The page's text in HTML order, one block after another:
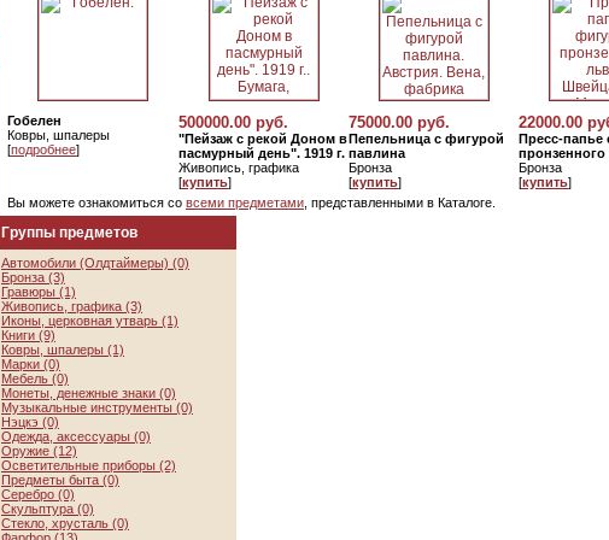
Гобелен
Ковры, шпалеры
[подробнее]
500000.00 руб.
"Пейзаж с рекой Доном в
пасмурный день". 1919 г.
Живопись, графика
[купить]
75000.00 руб.
Пепельница с фигурой
павлина
Бронза
[купить]
22000.00
Пресс-папье
пронзенного
Бронза
[купить]
Вы можете ознакомиться со всеми предметами , представленными в Каталоге.
Группы предметов
Автомобили (Олдтаймеры) (0)
Бронза (3)
Гравюры (1)
Живопись, графика (3)
Иконы, церковная утварь (1)
Книги (9)
Ковры, шпалеры (1)
Марки (0)
Мебель (0)
Монеты, денежные знаки (0)
Музыкальные инструменты (0)
Нэцкэ (0)
Одежда, аксессуары (0)
Оружие (12)
Осветительные приборы (2)
Предметы быта (0)
Серебро (0)
Скульптура (0)
Стекло, хрусталь (0)